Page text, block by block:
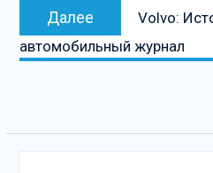
Далее
Следующая
запись
Volvo:
автомобильный журнал